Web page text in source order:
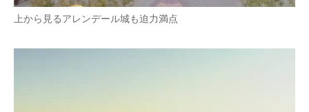
上から見るアレンデール城も迫力満点